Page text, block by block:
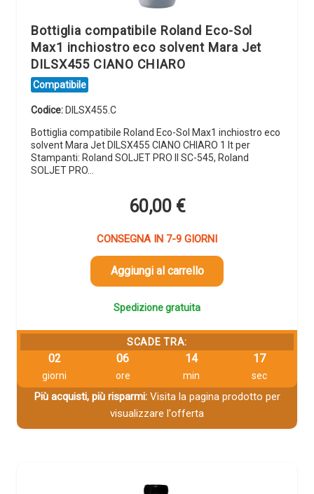
Bottiglia compatibile Roland Eco-Sol
Max1 inchiostro eco solvent Mara Jet
DILSX455 CIANO CHIARO
Compatibile
Codice: DILSX455.C
Bottiglia compatibile Roland Eco-Sol Max1 inchiostro eco
solvent Mara Jet DILSX455 CIANO CHIARO 1 lt per
Stampanti: Roland SOLJET PRO II SC-545, Roland
SOLJET PRO…
60,00 €
CONSEGNA IN 7-9 GIORNI
Aggiungi al carrello
Spedizione gratuita
SCADE TRA:
02
giorni
06
ore
14
min
16
sec
Più acquisti, più risparmi:Visita la pagina prodotto per
visualizzare l'offerta